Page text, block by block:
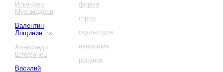
Искандер
Мухамадеев
Валентин
Лощинин
13
Александр
Штефанец
Василий
форма
город
скульптура
навигация
рисунок